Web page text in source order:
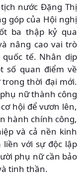
nước Đặng Thị
góp của Hội nghị
ba thập kỷ qua
nâng cao vai trò
tế. Nhân dịp
số quan điểm về
thời đại mới.
nữ thành công
hội để vươn lên,
hành chính công,
và cả nền kinh
với sự độc lập
phụ nữ cần bảo
tinh thần.